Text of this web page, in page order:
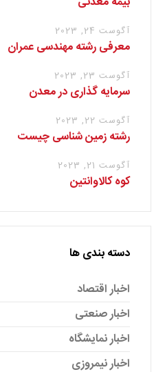
آگوست 24, 2023
معرفی رشته مهندسی عمران
آگوست 23, 2023
سرمایه گذاری در معدن
آگوست 22, 2023
رشته زمین شناسی چیست
آگوست 21, 2023
کوه کالاوانتین
دسته بندی ها
اخبار اقتصاد
اخبار صنعتی
اخبار نمایشگاه
اخبار نیمروزی